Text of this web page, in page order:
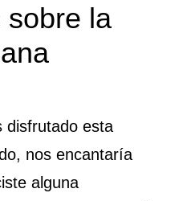
entrada:
sobre la
disfrutado esta
nos encantaría
alguna